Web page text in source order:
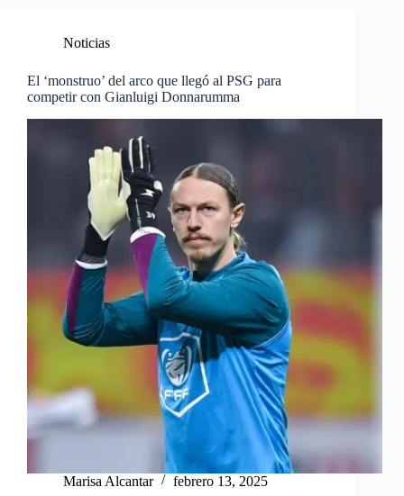
Noticias
El ‘monstruo’ del arco que llegó al PSG para
competir con Gianluigi Donnarumma
Marisa Alcantar febrero 13, 2025